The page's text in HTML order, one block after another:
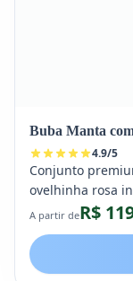
Buba Manta
4.9/5
Conjunto
ovelhinha rosa
qualidade Buba
A partir deR$